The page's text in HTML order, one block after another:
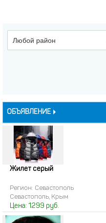
Любой район
ОБЪЯВЛЕНИЕ
Жилет серый
Регион: Севастополь
Севастополь, Крым
Цена: 1299 руб.